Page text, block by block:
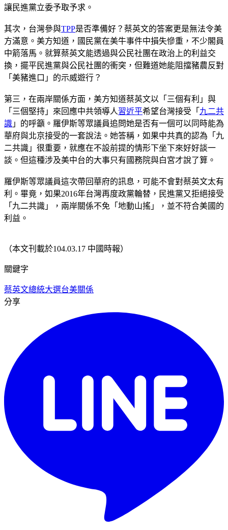
讓民進黨立委予取予求。
其次，台灣參與TPP是否準備好？蔡英文的答案更是無法令美
方滿意。美方知道，國民黨在美牛事件中損失慘重，不少閣員
中箭落馬。就算蔡英文能透過與公民社團在政治上的利益交
換，擺平民進黨與公民社團的衝突，但難道她能阻擋豬農反對
「美豬進口」的示威遊行？
第三，在兩岸關係方面，美方知道蔡英文以「三個有利」與
「三個堅持」來回應中共領導人習近平希望台灣接受「 九二共
識 」的呼籲。羅伊斯等眾議員追問她是否有一個可以同時能為
華府與北京接受的一套說法。她答稱，如果中共真的認為「九
二共識」很重要，就應在不設前提的情形下坐下來好好談一
談。但這種涉及美中台的大事只有國務院與白宮才說了算。
羅伊斯等眾議員這次帶回華府的訊息，可能不會對蔡英文太有
利。畢竟，如果2016年台灣再度政黨輪替，民進黨又拒絕接受
「九二共識」，兩岸關係不免「地動山搖」，並不符合美國的
利益。
（本文刊載於104.03.17 中國時報）
關鍵字
蔡英文總統大選台美關係
分享